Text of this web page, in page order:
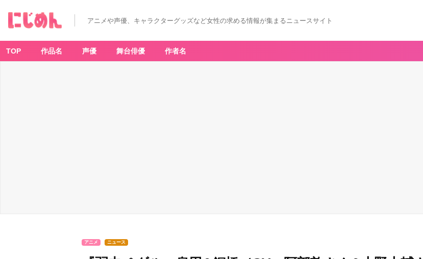
アニメや声優、キャラクターグッズなど女性の求める情報が集まるニュースサイト
TOP 作品名 声優 舞台俳優 作者名
アニメ ニュース